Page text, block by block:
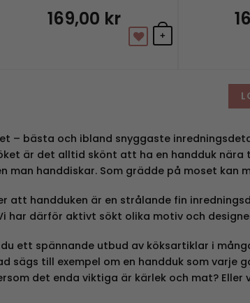
169,00 kr
+
– bästa och ibland snyggaste
är det alltid skönt att ha en handduk
man handdiskar. Som grädde på moset kan
att handduken är en strålande fin
har därför aktivt sökt olika motiv och
ett spännande utbud av köksartiklar i
sägs till exempel om en handduk som
det enda viktiga är kärlek och mat?